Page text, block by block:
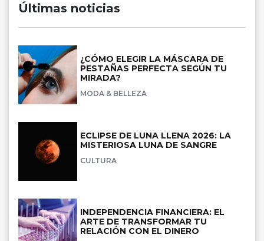
Últimas noticias
¿CÓMO ELEGIR LA MÁSCARA DE
PESTAÑAS PERFECTA SEGÚN TU
MIRADA?
MODA & BELLEZA
ECLIPSE DE LUNA LLENA 2026: LA
MISTERIOSA LUNA DE SANGRE
CULTURA
INDEPENDENCIA FINANCIERA: EL
ARTE DE TRANSFORMAR TU
RELACIÓN CON EL DINERO